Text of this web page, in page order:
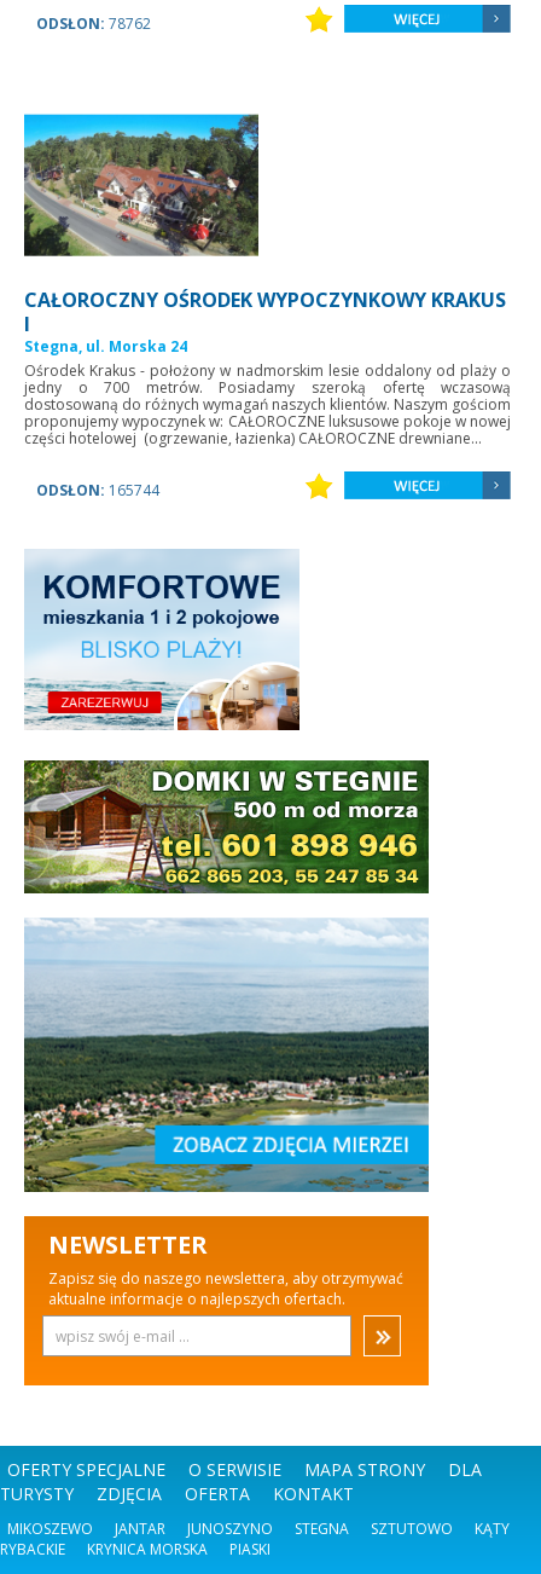
ODSŁON: 78762
CAŁOROCZNY OŚRODEK WYPOCZYNKOWY KRAKUS
I
Stegna, ul. Morska 24
Ośrodek Krakus - położony w nadmorskim lesie oddalony od plaży o
jedny o 700 metrów. Posiadamy szeroką ofertę wczasową
dostosowaną do różnych wymagań naszych klientów. Naszym gościom
proponujemy wypoczynek w: CAŁOROCZNE luksusowe pokoje w nowej
części hotelowej (ogrzewanie, łazienka) CAŁOROCZNE drewniane...
ODSŁON: 165744
NEWSLETTER
Zapisz się do naszego newslettera, aby otrzymywać
aktualne informacje o najlepszych ofertach.
OFERTY SPECJALNE O SERWISIE MAPA STRONY
DLA
TURYSTY
ZDJĘCIA OFERTA KONTAKT
MIKOSZEWO JANTAR JUNOSZYNO STEGNA SZTUTOWO
KĄTY
RYBACKIE
KRYNICA MORSKA PIASKI